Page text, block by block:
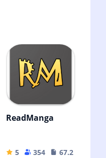
ReadManga
5 354
67.29 MB